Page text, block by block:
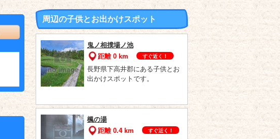
周辺の子供とお出かけスポット
鬼ノ相撲場ノ池
距離 0 km
すぐ近く！
長野県下高井郡にある子供とお
出かけスポットです。
楓の湯
距離 0.4 km
すぐ近く！